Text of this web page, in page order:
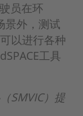
员在环
景外，测试
以进行各种
工具
SMVIC）提